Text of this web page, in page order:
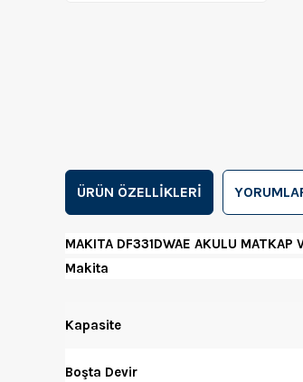
ÜRÜN ÖZELLIKLERI
MAKITA DF331DWAE AKULU MATKAP
Makita
Kapasite
Boşta Devir